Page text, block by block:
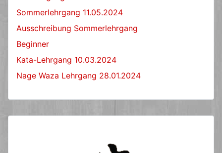
Sommerlehrgang 11.05.2024
Ausschreibung Sommerlehrgang
Beginner
Kata-Lehrgang 10.03.2024
Nage Waza Lehrgang 28.01.2024